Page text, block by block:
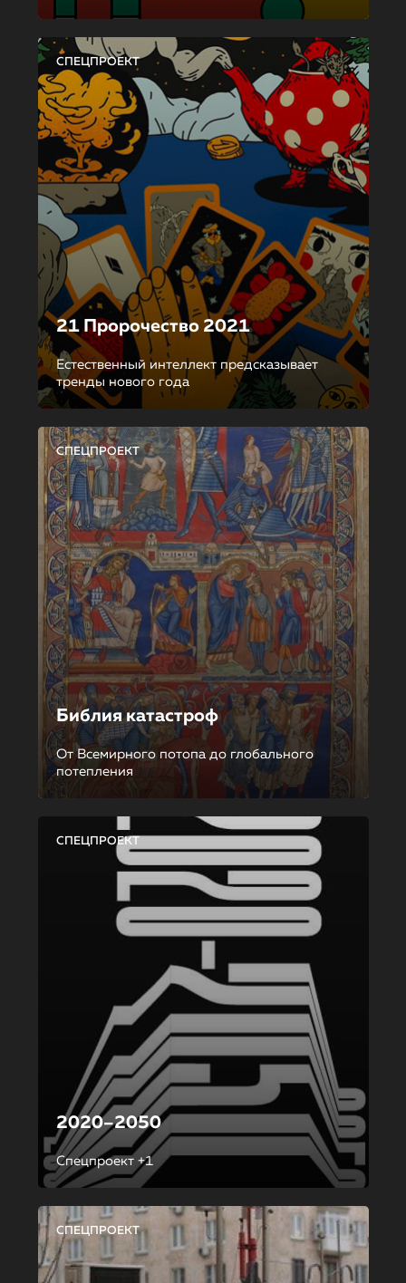
СПЕЦПРОЕКТ
21 Пророчество 2021
Естественный интеллект предсказывает
тренды нового года
СПЕЦПРОЕКТ
Библия катастроф
От Всемирного потопа до глобального
потепления
СПЕЦПРОЕКТ
2020–2050
Спецпроект +1
СПЕЦПРОЕКТ